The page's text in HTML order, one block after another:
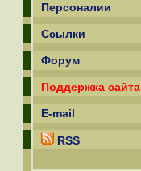
Персоналии
Ссылки
Форум
Поддержка сайта
E-mail
RSS